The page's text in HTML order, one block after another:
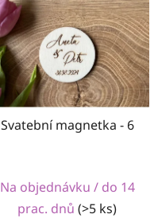
Svatební magnetka - 6
Na objednávku / do 14
prac. dnů (>5 ks)